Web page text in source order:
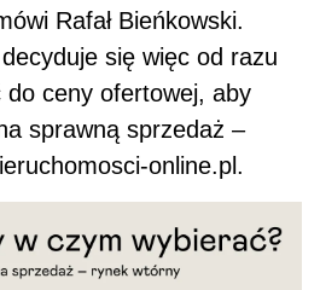
Rafał Bieńkowski.
się więc od razu
do ceny ofertowej, aby
sprawną sprzedaż –
online.pl.